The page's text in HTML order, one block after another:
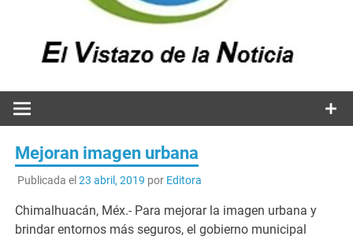
Mejoran imagen urbana
Publicada el 23 abril, 2019 por Editora
Chimalhuacán, Méx.- Para mejorar la imagen urbana y
brindar entornos más seguros, el gobierno municipal